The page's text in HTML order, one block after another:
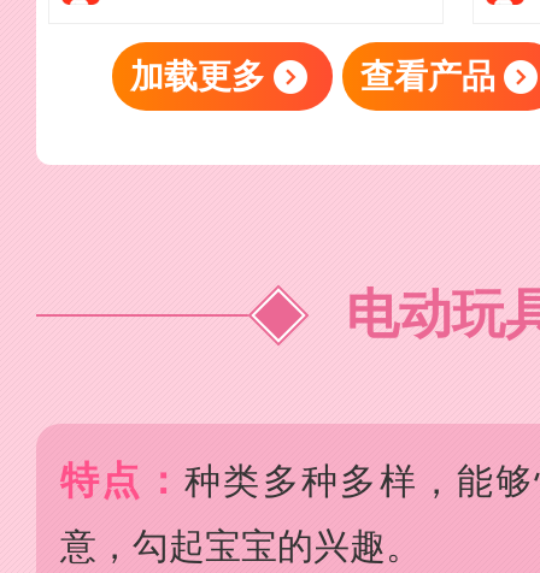
加载更多 查看产品
电动玩
特点： 种类多种多样，能
意，勾起宝宝的兴趣。